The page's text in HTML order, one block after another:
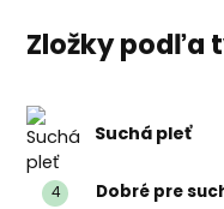
Zložky podľa
Suchá pleť
4 Dobré pre